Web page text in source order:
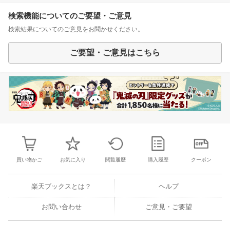
検索機能についてのご要望・ご意見
検索結果についてのご意見をお聞かせください。
ご要望・ご意見はこちら
買い物かご お気に入り 閲覧履歴 購入履歴 クーポン
楽天ブックスとは？ ヘルプ
お問い合わせ ご意見・ご要望